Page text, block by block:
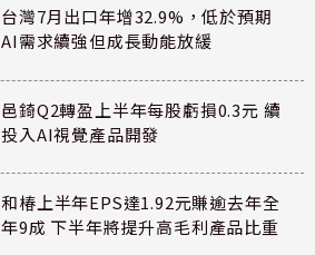
台灣7月出口年增32.9%，低於預期
AI需求續強但成長動能放緩
邑錡Q2轉盈上半年每股虧損0.3元 續
投入AI視覺產品開發
和椿上半年EPS達1.92元賺逾去年全
年9成 下半年將提升高毛利產品比重